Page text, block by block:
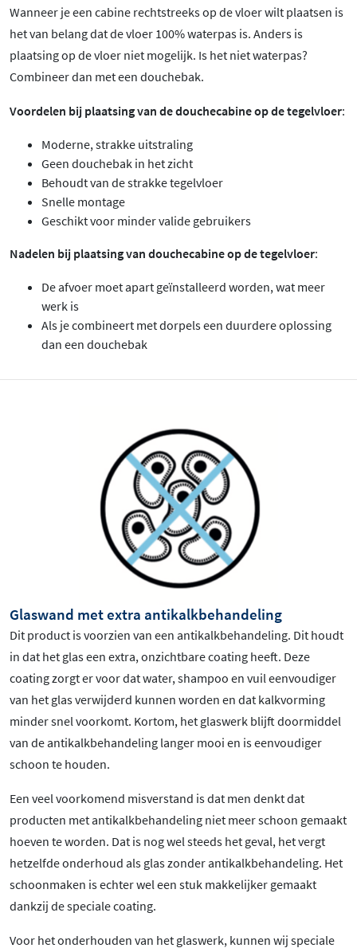
Wanneer je een cabine rechtstreeks op de vloer wilt plaatsen is
het van belang dat de vloer 100% waterpas is. Anders is
plaatsing op de vloer niet mogelijk. Is het niet waterpas?
Combineer dan met een douchebak.
Voordelen bij plaatsing van de douchecabine op de tegelvloer:
Moderne, strakke uitstraling
Geen douchebak in het zicht
Behoudt van de strakke tegelvloer
Snelle montage
Geschikt voor minder valide gebruikers
Nadelen bij plaatsing van douchecabine op de tegelvloer:
De afvoer moet apart geïnstalleerd worden, wat meer
werk is
Als je combineert met dorpels een duurdere oplossing
dan een douchebak
Glaswand met extra antikalkbehandeling
Dit product is voorzien van een antikalkbehandeling. Dit houdt
in dat het glas een extra, onzichtbare coating heeft. Deze
coating zorgt er voor dat water, shampoo en vuil eenvoudiger
van het glas verwijderd kunnen worden en dat kalkvorming
minder snel voorkomt. Kortom, het glaswerk blijft doormiddel
van de antikalkbehandeling langer mooi en is eenvoudiger
schoon te houden.
Een veel voorkomend misverstand is dat men denkt dat
producten met antikalkbehandeling niet meer schoon gemaakt
hoeven te worden. Dat is nog wel steeds het geval, het vergt
hetzelfde onderhoud als glas zonder antikalkbehandeling. Het
schoonmaken is echter wel een stuk makkelijker gemaakt
dankzij de speciale coating.
Voor het onderhouden van het glaswerk, kunnen wij speciale